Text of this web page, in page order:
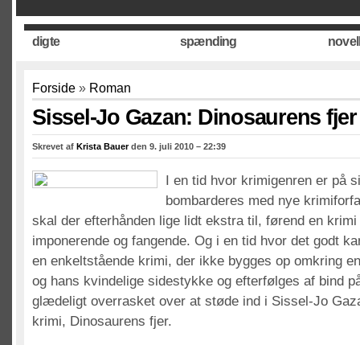
digte spænding
Forside » Roman
Sissel-Jo Gazan: Dinosaurens fjer
Skrevet af Krista Bauerden 9. juli 2010 – 22:39
I en tid hvor krimigenren er på
bombarderes med nye
skal der efterhånden lige lidt ekstra til, førend en
imponerende og fangende. Og i en tid hvor det godt
en enkeltstående krimi, der ikke bygges op omkring
og hans kvindelige sidestykke og efterfølges af bind
glædeligt overrasket over at støde ind i Sissel-Jo
krimi, Dinosaurens fjer.